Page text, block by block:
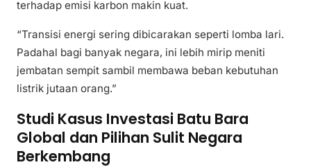
terhadap emisi karbon makin kuat.
“Transisi energi sering dibicarakan seperti lomba lari.
Padahal bagi banyak negara, ini lebih mirip meniti
jembatan sempit sambil membawa beban kebutuhan
listrik jutaan orang.”
Studi Kasus Investasi Batu Bara
Global dan Pilihan Sulit Negara
Berkembang